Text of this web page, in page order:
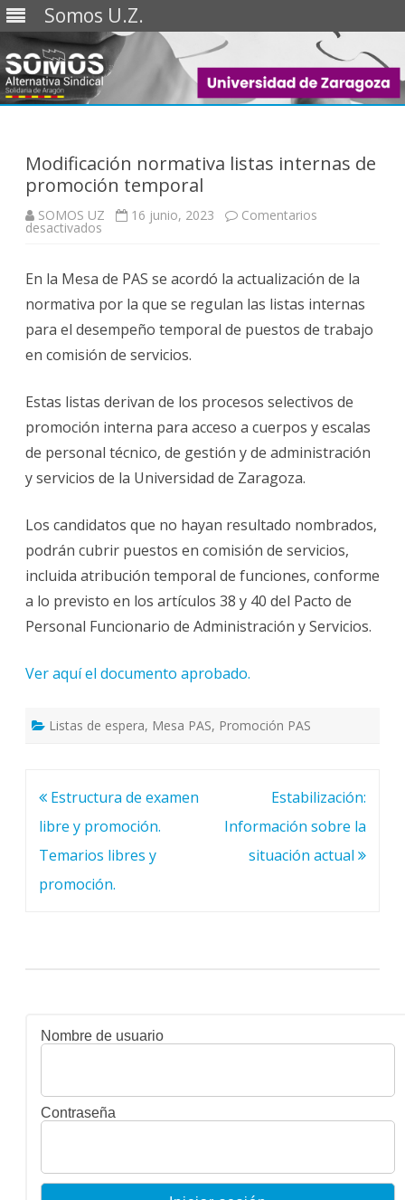
Somos U.Z.
Saltar
Modificación normativa listas internas de
promoción temporal
SOMOS UZ 16 junio, 2023 Comentarios
desactivados
internas
de
promoción
temporal
En la Mesa de PAS se acordó la actualización de la
normativa por la que se regulan las listas internas
para el desempeño temporal de puestos de trabajo
en comisión de servicios.
Estas listas derivan de los procesos selectivos de
promoción interna para acceso a cuerpos y escalas
de personal técnico, de gestión y de administración
y servicios de la Universidad de Zaragoza.
Los candidatos que no hayan resultado nombrados,
podrán cubrir puestos en comisión de servicios,
incluida atribución temporal de funciones, conforme
a lo previsto en los artículos 38 y 40 del Pacto de
Personal Funcionario de Administración y Servicios.
Ver aquí el documento aprobado.
Listas de espera, Mesa PAS, Promoción PAS
Navegación
de
entradas
Estructura de examen
libre y promoción.
Temarios libres y
promoción.
Estabilización:
Información sobre la
situación actual
Nombre de usuario
Contraseña